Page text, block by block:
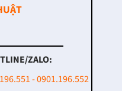
ZALO:
- 0901.196.552